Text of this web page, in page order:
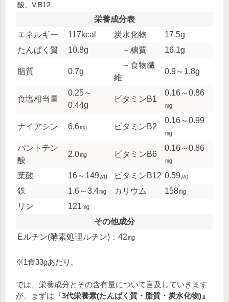
酸、V.B12
栄養成分表
エネルギー
117kcal 炭水化物
17.5g
たんぱく質
10.8g －糖質 16.1g
脂質 0.7g
－食物繊
維
0.9～1.8g
食塩相当量
0.25～
0.44g
ビタミンB1
0.16～0.86
㎎
ナイアシン 6.6㎎ ビタミンB2
0.16～0.99
㎎
パントテン
酸
2.0㎎ ビタミンB6
0.16～0.86
㎎
葉酸
16～149㎍ ビタミンB12 0.59㎍
鉄
1.6～3.4㎎ カリウム
158㎎
リン
121㎎
その他成分
Eルチン(酵素処理ルチン)：42㎎
※1食33gあたり。
では、栄養成分とその含有量について言及していきます
が、まずは『3代栄養素(たんぱく質・脂質・炭水化物)』